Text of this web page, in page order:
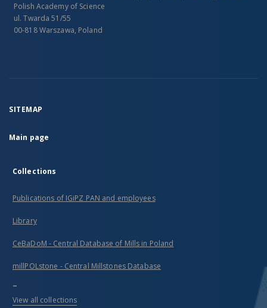
Polish Academy of Science
ul. Twarda 51/55
00-818 Warszawa, Poland
SITEMAP
Main page
Collections
Publications of IGiPZ PAN and employees
Library
CeBaDoM - Central Database of Mills in Poland
millPOLstone - Central Millstones Database
...
View all collections